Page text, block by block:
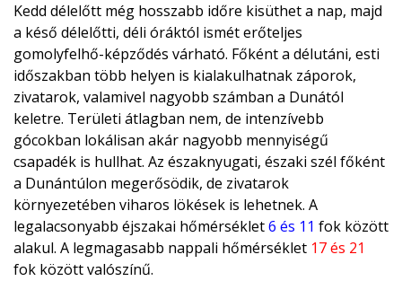
Kedd délelőtt még hosszabb időre kisüthet a nap, majd
a késő délelőtti, déli óráktól ismét erőteljes
gomolyfelhő-képződés várható. Főként a délutáni, esti
időszakban több helyen is kialakulhatnak záporok,
zivatarok, valamivel nagyobb számban a Dunától
keletre. Területi átlagban nem, de intenzívebb
gócokban lokálisan akár nagyobb mennyiségű
csapadék is hullhat. Az északnyugati, északi szél főként
a Dunántúlon megerősödik, de zivatarok
környezetében viharos lökések is lehetnek. A
legalacsonyabb éjszakai hőmérséklet6 és 11 fok között
alakul. A legmagasabb nappali hőmérséklet 17 és 21
fok között valószínű.